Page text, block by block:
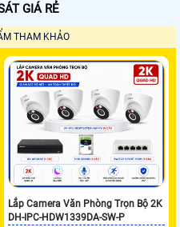
GIÁ RẺ
THAM KHẢO
Lắp Camera Văn Phòng Trọn Bộ 2K
DH-IPC-HDW1339DA-SW-P